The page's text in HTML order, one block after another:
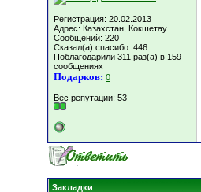
Регистрация: 20.02.2013
Адрес: Казахстан, Кокшетау
Сообщений: 220
Сказал(а) спасибо: 446
Поблагодарили 311 раз(а) в 159
сообщениях
Подарков: 0
Вес репутации: 53
Закладки